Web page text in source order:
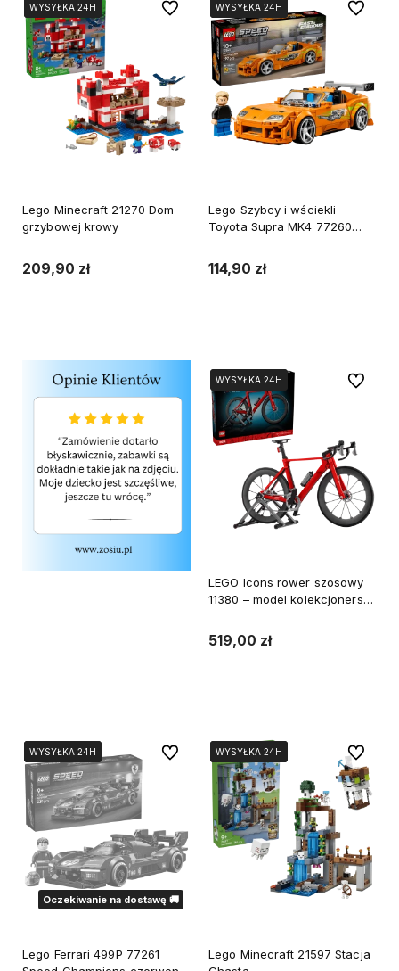
WYSYŁKA 24H
WYSYŁKA 24H
WYSYŁKA 24H
Lego Minecraft 21270 Dom
grzybowej krowy
209,90 zł
Do ulubionychWYSYŁKA 24H
WYSYŁKA 24H
WYSYŁKA 24H
Lego Szybcy i wściekli
Toyota Supra MK4 77260
114,90 zł
Do
WYSYŁKA 24H
WYSYŁKA 24H
LEGO Icons rower szosowy
11380 – model kolekcjonerski
519,00 zł
Do
Oczekiwanie na dostawę 🚚
WYSYŁKA 24H
WYSYŁKA 24H
WYSYŁKA 24H
Lego Ferrari 499P 77261
Do ulubionychWYSYŁKA 24H
WYSYŁKA 24H
WYSYŁKA 24H
Lego Minecraft 21597 Stacja
Do